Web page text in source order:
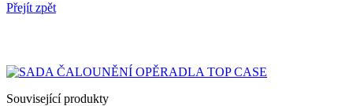
Přejít zpět
Související produkty